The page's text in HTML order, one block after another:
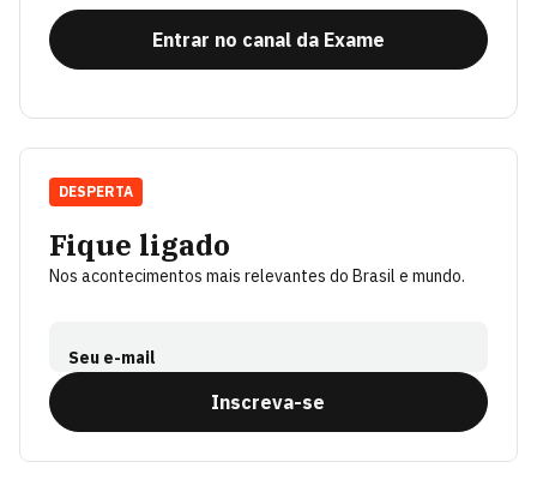
Entrar no canal da Exame
Fique ligado
Nos acontecimentos mais relevantes do Brasil e mundo.
Seu e-mail
Inscreva-se
DESPERTA